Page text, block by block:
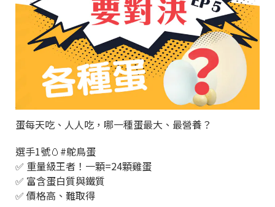
蛋每天吃、人人吃，哪一種蛋最大、最營養？
選手1號🥚#鴕鳥蛋
✅ 重量級王者！一顆=24顆雞蛋
✅ 富含蛋白質與鐵質
✅ 價格高、難取得